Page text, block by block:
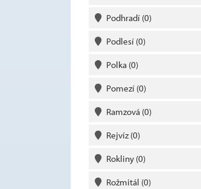
Podhradí (0)
Podlesí (0)
Polka (0)
Pomezí (0)
Ramzová (0)
Rejvíz(0)
Rokliny (0)
Rožmitál (0)